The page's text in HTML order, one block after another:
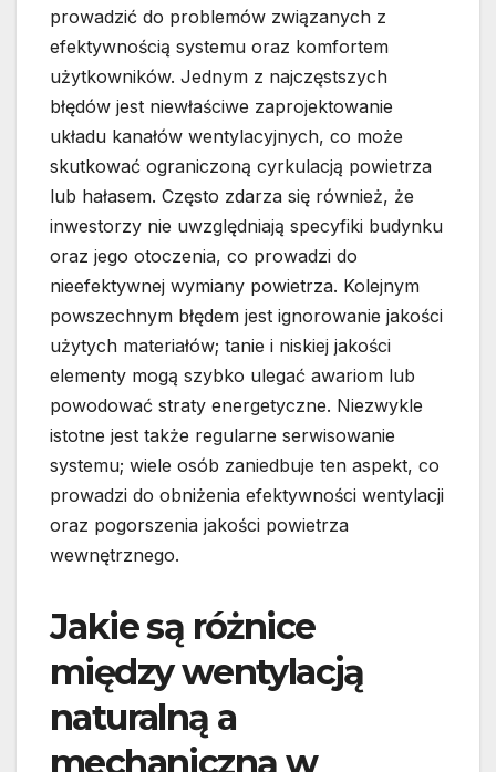
prowadzić do problemów związanych z
efektywnością systemu oraz komfortem
użytkowników. Jednym z najczęstszych
błędów jest niewłaściwe zaprojektowanie
układu kanałów wentylacyjnych, co może
skutkować ograniczoną cyrkulacją powietrza
lub hałasem. Często zdarza się również, że
inwestorzy nie uwzględniają specyfiki budynku
oraz jego otoczenia, co prowadzi do
nieefektywnej wymiany powietrza. Kolejnym
powszechnym błędem jest ignorowanie jakości
użytych materiałów; tanie i niskiej jakości
elementy mogą szybko ulegać awariom lub
powodować straty energetyczne. Niezwykle
istotne jest także regularne serwisowanie
systemu; wiele osób zaniedbuje ten aspekt, co
prowadzi do obniżenia efektywności wentylacji
oraz pogorszenia jakości powietrza
wewnętrznego.
Jakie są różnice
między wentylacją
naturalną a
mechaniczną w